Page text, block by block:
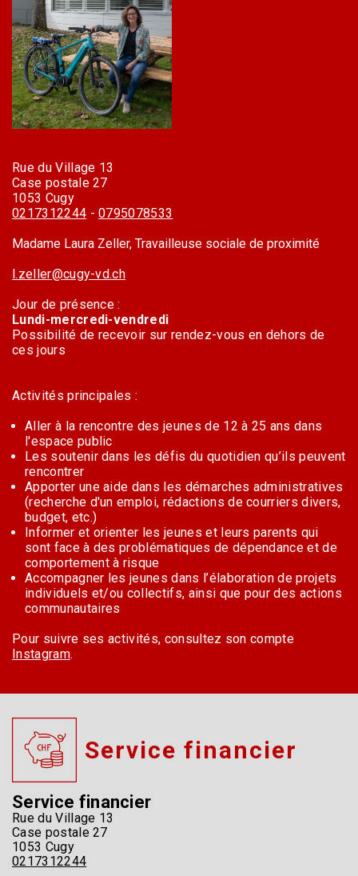
Rue du Village 13
Case postale 27
1053 Cugy
0217312244 -0795078533
Madame Laura Zeller, Travailleuse sociale de proximité
l.zeller@cugy-vd.ch
Jour de présence :
Lundi-mercredi-vendredi
Possibilité de recevoir sur rendez-vous en dehors de
ces jours
Activités principales :
Aller à la rencontre des jeunes de 12 à 25 ans dans
l'espace public
Les soutenir dans les défis du quotidien qu’ils peuvent
rencontrer
Apporter une aide dans les démarches administratives
(recherche d'un emploi, rédactions de courriers divers,
budget, etc.)
Informer et orienter les jeunes et leurs parents qui
sont face à des problématiques de dépendance et de
comportement à risque
Accompagner les jeunes dans l’élaboration de projets
individuels et/ou collectifs, ainsi que pour des actions
communautaires
Pour suivre ses activités, consultez son compte
Instagram.
Service financier
Service financier
Rue du Village 13
Case postale 27
1053 Cugy
0217312244